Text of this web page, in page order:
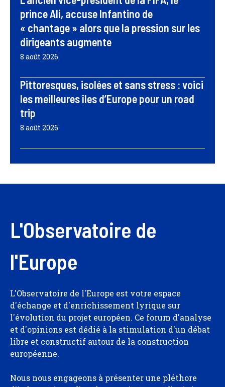
prince Ali, accuse Infantino de
« chantage » alors que la pression sur les
dirigeants augmente
8 août 2026
Pittoresques, isolées et sans stress : voici
les meilleures îles d’Europe pour un road
trip
8 août 2026
L'Observatoire de
l'Europe
L'Observatoire de l'Europe est votre espace
d'échange et d'enrichissement lyrique sur
l'évolution du projet européen. Ce forum d'analyse
et d'opinions est dédié à la stimulation d'un débat
libre et constructif autour de la construction
européenne.
Nous nous engageons à présenter une pléthore